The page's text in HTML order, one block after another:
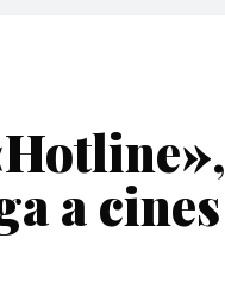
a cines